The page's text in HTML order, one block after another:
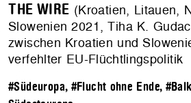
THE WIRE (Kroatien, Litauen,
Slowenien 2021, Tiha K.
zwischen Kroatien und
verfehlter EU-Flüchtlingspolitik
#Südeuropa, #Flucht ohne Ende,